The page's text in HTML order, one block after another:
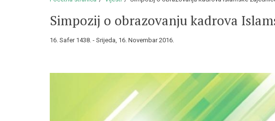
Simpozij o obrazovanju kadrova
16. Safer 1438. - Srijeda, 16. Novembar 2016.